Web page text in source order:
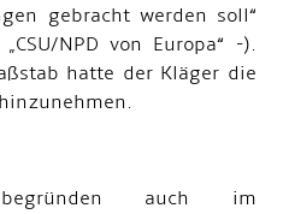
gebracht werden soll“
NPD von Europa“ -).
hatte der Kläger die
auch im